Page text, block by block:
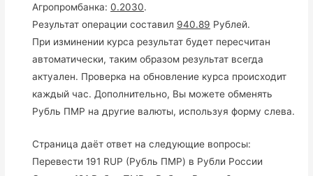
Агропромбанка:0.2030.
Результат операции составил 940.89 Рублей.
При изминении курса результат будет пересчитан
автоматически, таким образом результат всегда
актуален. Проверка на обновление курса происходит
каждый час. Дополнительно, Вы можете обменять
Рубль ПМР на другие валюты, используя форму слева.
Страница даёт ответ на следующие вопросы:
Перевести 191 RUP (Рубль ПМР) в Рубли России